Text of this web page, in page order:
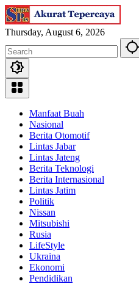
Skip
to
content
Thursday, August 6, 2026
Manfaat Buah
Nasional
Berita Otomotif
Lintas Jabar
Lintas Jateng
Berita Teknologi
Berita Internasional
Lintas Jatim
Politik
Nissan
Mitsubishi
Rusia
LifeStyle
Ukraina
Ekonomi
Pendidikan